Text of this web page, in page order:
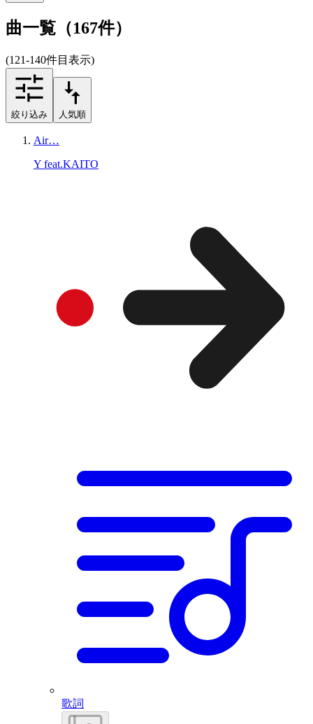
曲一覧（167件）
(121-140件目表示)
絞り込み 人気順
Air…
Y feat.KAITO
歌詞